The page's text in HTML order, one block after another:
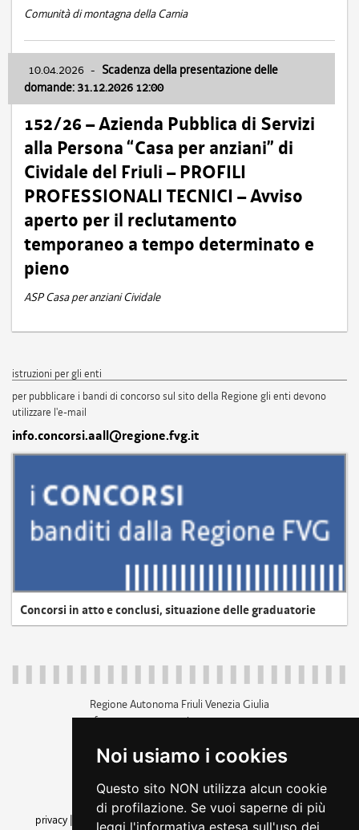
Noi usiamo i cookies
Questo sito NON utilizza alcun cookie
di profilazione. Se vuoi saperne di più
leggi l'informativa estesa sull'uso dei
Comunità di montagna della Carnia
10.04.2026 - Scadenza della presentazione delle
domande: 31.12.2026 12:00
152/26 – Azienda Pubblica di Servizi
alla Persona “Casa per anziani” di
Cividale del Friuli – PROFILI
PROFESSIONALI TECNICI – Avviso
aperto per il reclutamento
temporaneo a tempo determinato e
pieno
ASP Casa per anziani Cividale
istruzioni per gli enti
per pubblicare i bandi di concorso sul sito della Regione gli enti devono
utilizzare l'e-mail
info.concorsi.aall@regione.fvg.it
Concorsi in atto e conclusi, situazione delle graduatorie
Regione Autonoma Friuli Venezia Giulia
c.f. 80014930327; p.iva 00526040324
+39 040 3771111
amministrazione trasparente
privacy
cookie |note legali accessibilità
dichiarazione di